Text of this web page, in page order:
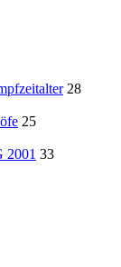
28
25
2001 33